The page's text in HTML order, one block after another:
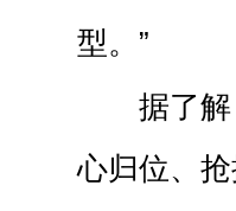
型。”
据了
心归位、